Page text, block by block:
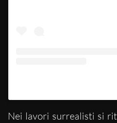
Nei lavori surrealisti si